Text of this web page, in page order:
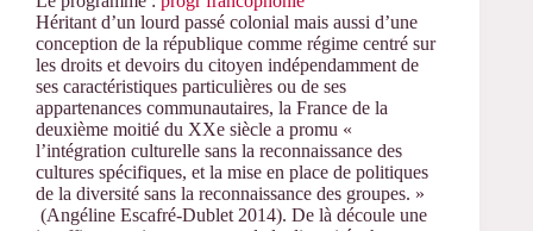
Héritant d’un lourd passé colonial mais aussi d’une
conception de la république comme régime centré sur
les droits et devoirs du citoyen indépendamment de
ses caractéristiques particulières ou de ses
appartenances communautaires, la France de la
deuxième moitié du XXe siècle a promu «
l’intégration culturelle sans la reconnaissance des
cultures spécifiques, et la mise en place de politiques
de la diversité sans la reconnaissance des groupes. »
(Angéline Escafré-Dublet 2014). De là découle une